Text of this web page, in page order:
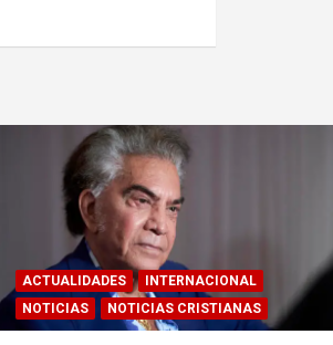
ACTUALIDADES
INTERNACIONAL
NOTICIAS
NOTICIAS CRISTIANAS